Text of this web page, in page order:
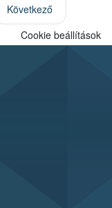
Következő
Cookie beállítások